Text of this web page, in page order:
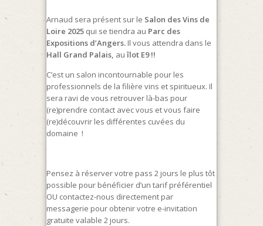
Arnaud sera présent sur le Salon des Vins de
Loire 2025 qui se tiendra au Parc des
Expositions d’Angers. Il vous attendra dans le
Hall Grand Palais, auîlot E9 !!
C’est un salon incontournable pour les
professionnels de la filière vins et spiritueux. Il
sera ravi de vous retrouver là-bas pour
(re)prendre contact avec vous et vous faire
(re)découvrir les différentes cuvées du
domaine !
Pensez à réserver votre pass 2 jours le plus tôt
possible pour bénéficier d’un tarif préférentiel
OU contactez-nous directement par
messagerie pour obtenir votre e-invitation
gratuite valable 2 jours.